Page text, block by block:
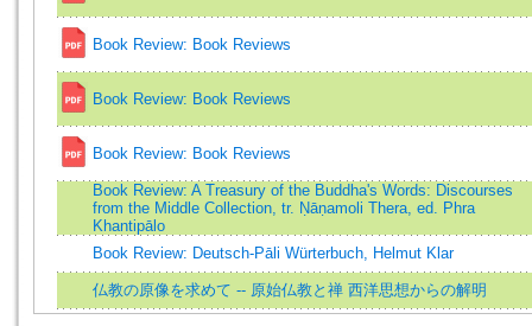
Book Review: Book Reviews
Book Review: Book Reviews
Book Review: Book Reviews
Book Review: A Treasury of the Buddha's Words: Discourses
from the Middle Collection, tr. Ṇāṇamoli Thera, ed. Phra
Khantipālo
Book Review: Deutsch-Pāli Würterbuch, Helmut Klar
仏教の原像を求めて -- 原始仏教と禅 西洋思想からの解明